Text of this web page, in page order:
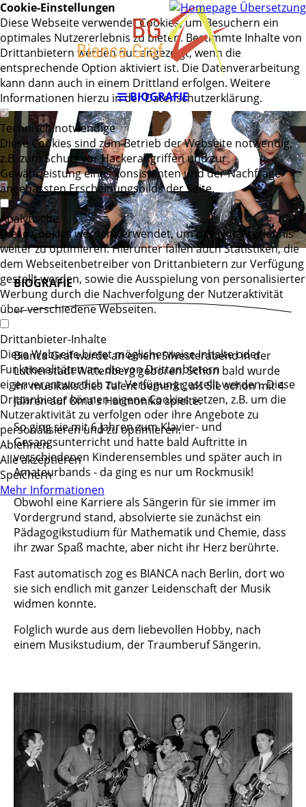
BIOGRAFIE
ERS
BIOGRAFIE
Bianca Graf wurde an einem Silvesterabend in der
Lutherstadt Wittenberg geboren. Schon bald wurde
ihr musikalisches Talent bemerkt, als Sie schon mit 4
Jahren auf Oma's Harmonika spielte.
So ging sie mit 6 Jahren zum Klavier- und
Gesangsunterricht und hatte bald Auftritte in
verschiedenen Kinderensembles und später auch in
Amateurbands - da ging es nur um Rockmusik!
Obwohl eine Karriere als Sängerin für sie immer im
Vordergrund stand, absolvierte sie zunächst ein
Pädagogikstudium für Mathematik und Chemie, dass
ihr zwar Spaß machte, aber nicht ihr Herz berührte.
Fast automatisch zog es BIANCA nach Berlin, dort wo
sie sich endlich mit ganzer Leidenschaft der Musik
widmen konnte.
Folglich wurde aus dem liebevollen Hobby, nach
einem Musikstudium, der Traumberuf Sängerin.
Cookie-Einstellungen
Diese Webseite verwendet Cookies, um Besuchern ein
optimales Nutzererlebnis zu bieten. Bestimmte Inhalte von
Drittanbietern werden nur angezeigt, wenn die
entsprechende Option aktiviert ist. Die Datenverarbeitung
kann dann auch in einem Drittland erfolgen. Weitere
Informationen hierzu in der Datenschutzerklärung.
Technisch notwendige
Diese Cookies sind zum Betrieb der Webseite notwendig,
z.B. zum Schutz vor Hackerangriffen und zur
Gewährleistung eines konsistenten und der Nachfrage
angepassten Erscheinungsbilds der Seite.
Analytische
Diese Cookies werden verwendet, um das Nutzererlebnis
weiter zu optimieren. Hierunter fallen auch Statistiken, die
dem Webseitenbetreiber von Drittanbietern zur Verfügung
gestellt werden, sowie die Ausspielung von personalisierter
Werbung durch die Nachverfolgung der Nutzeraktivität
über verschiedene Webseiten.
Drittanbieter-Inhalte
Diese Webseite bietet möglicherweise Inhalte oder
Funktionalitäten an, die von Drittanbietern
eigenverantwortlich zur Verfügung gestellt werden. Diese
Drittanbieter können eigene Cookies setzen, z.B. um die
Nutzeraktivität zu verfolgen oder ihre Angebote zu
personalisieren und zu optimieren.
Ablehnen
Alle akzeptieren
Speichern
Mehr Informationen